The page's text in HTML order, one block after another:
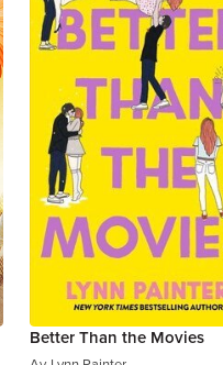
Better Than the Movies